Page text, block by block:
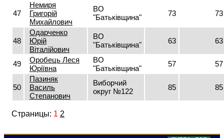
47
Немиря
Григорій
Михайлович
ВО
"Батьківщина"
73 73
48
Одарченко
Юрій
Віталійович
ВО
"Батьківщина"
63 63
49
Оробець Леся
Юріївна
ВО
"Батьківщина"
57 57
50
Пазиняк
Василь
Степанович
Виборчий
округ №122
85 85
Страницы: 1 2